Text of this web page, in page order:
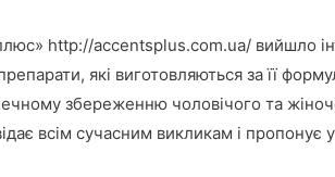
http://accentsplus.com.ua/ вийшло
які виготовляються за її
збереженню чоловічого та
всім сучасним викликам і пропонує